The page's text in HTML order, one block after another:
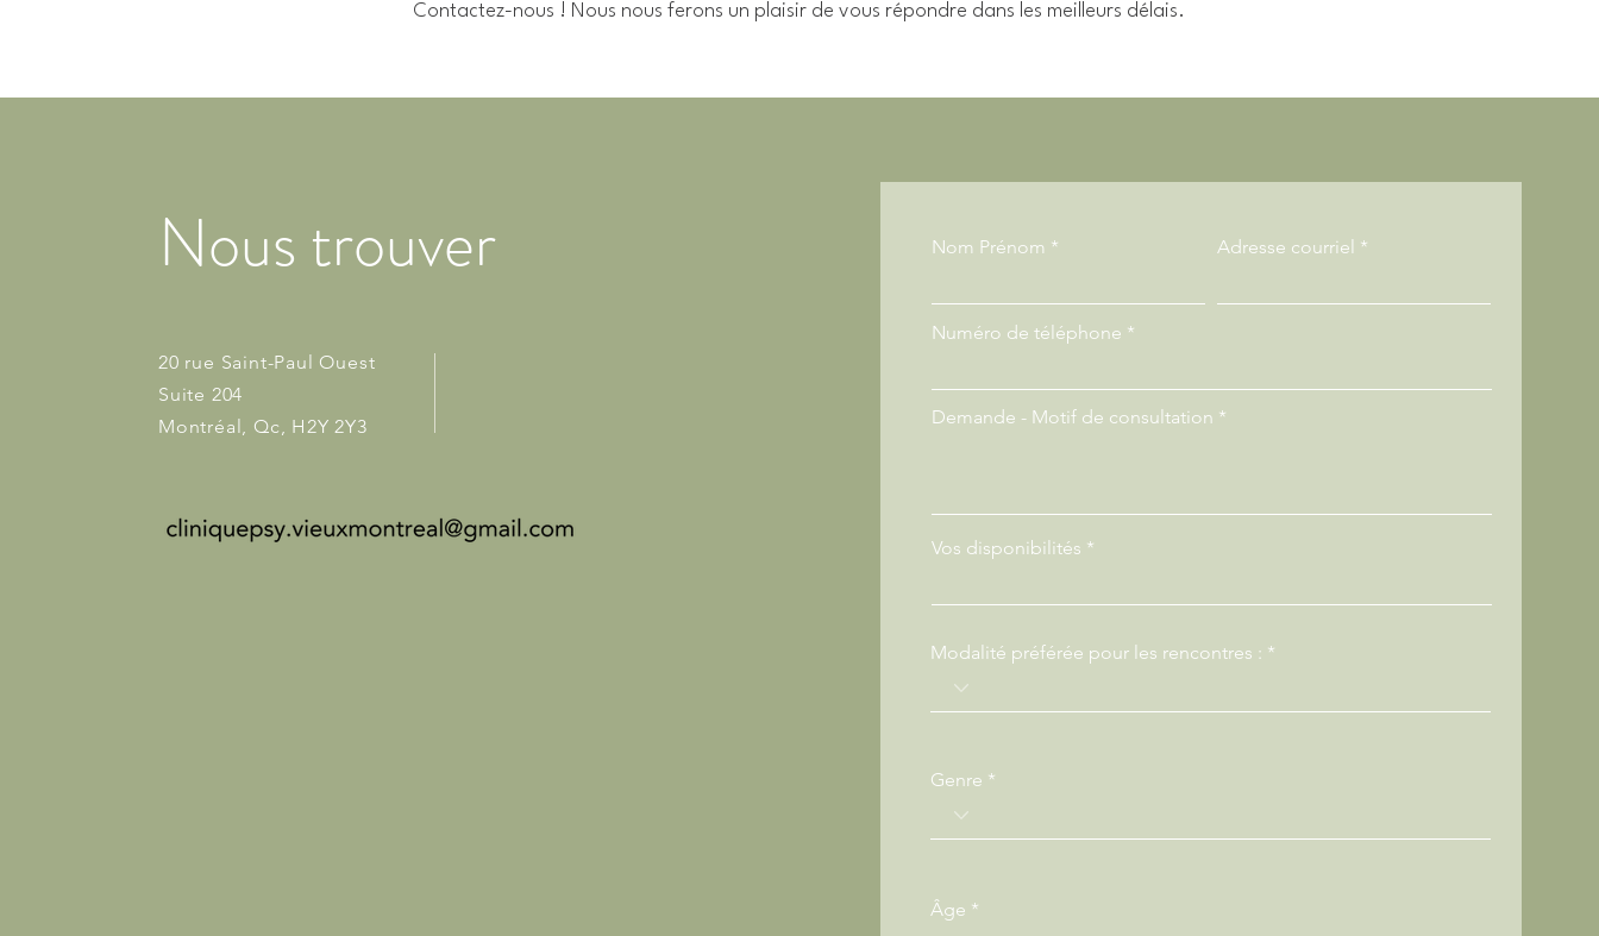
Contactez-nous ! Nous nous ferons un plaisir de vous répondre dans les meilleurs délais.
Nous trouver
20 rue Saint-Paul Ouest
Suite 204
Montréal, Qc, H2Y 2Y3
Nom Prénom Adresse courriel
Numéro de téléphone
Demande - Motif de consultation
Vos disponibilités
Modalité préférée pour les rencontres :
Genre
Âge